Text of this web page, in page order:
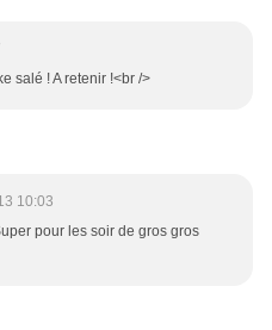
salé ! A retenir !<br />
10:03
pour les soir de gros gros